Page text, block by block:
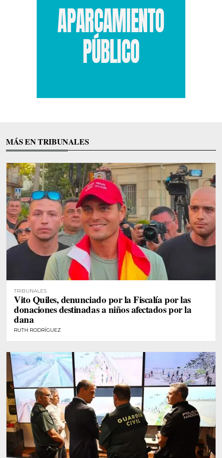
MÁS EN TRIBUNALES
TRIBUNALES
Vito Quiles, denunciado por la Fiscalía por las
donaciones destinadas a niños afectados por la
dana
RUTH RODRÍGUEZ